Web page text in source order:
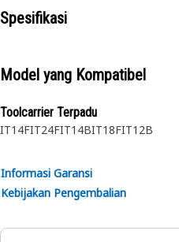
Spesifikasi
Model yang Kompatibel
Toolcarrier Terpadu
IT14FIT24FIT14BIT18FIT12B
Informasi Garansi
Kebijakan Pengembalian